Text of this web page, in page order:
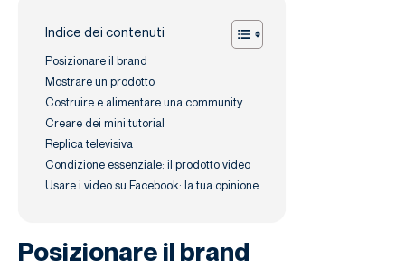
Indice dei contenuti
Posizionare il brand
Mostrare un prodotto
Costruire e alimentare una community
Creare dei mini tutorial
Replica televisiva
Condizione essenziale: il prodotto video
Usare i video su Facebook: la tua opinione
Posizionare il brand